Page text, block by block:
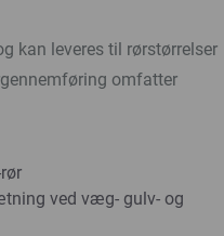
kan leveres til rørstørrelser
omfatter
ved væg- gulv- og